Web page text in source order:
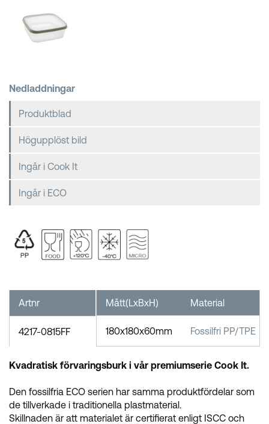
Nedladdningar
Produktblad
Högupplöst bild
Ingår i Cook It
Ingår i ECO
Mått(LxBxH) Material
180x180x60mm Fossilfri PP/TPE
Artnr
4217-0815FF
Kvadratisk förvaringsburk i vår premiumserie Cook It.
Den fossilfria ECO serien har samma produktfördelar som
de tillverkade i traditionella plastmaterial.
Skillnaden är att materialet är certifierat enligt ISCC och